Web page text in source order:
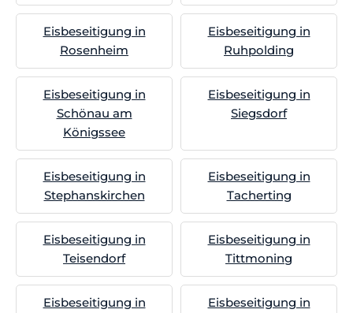
Eisbeseitigung in
Rosenheim
Eisbeseitigung in
Ruhpolding
Eisbeseitigung in
Schönau am
Königssee
Eisbeseitigung in
Siegsdorf
Eisbeseitigung in
Stephanskirchen
Eisbeseitigung in
Tacherting
Eisbeseitigung in
Teisendorf
Eisbeseitigung in
Tittmoning
Eisbeseitigung in
Eisbeseitigung in